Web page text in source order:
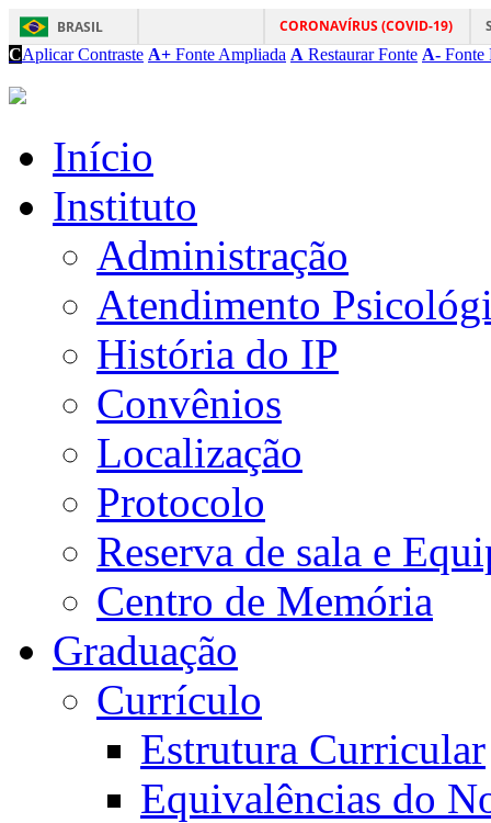
BRASIL CORONAVÍRUS (COVID-19)
CAplicar Contraste A+ Fonte Ampliada A Restaurar Fonte A- Fonte
Início
Instituto
Administração
Atendimento
História do IP
Convênios
Localização
Protocolo
Reserva de sala e
Centro de Memória
Graduação
Currículo
Estrutura Curricular
Equivalências do